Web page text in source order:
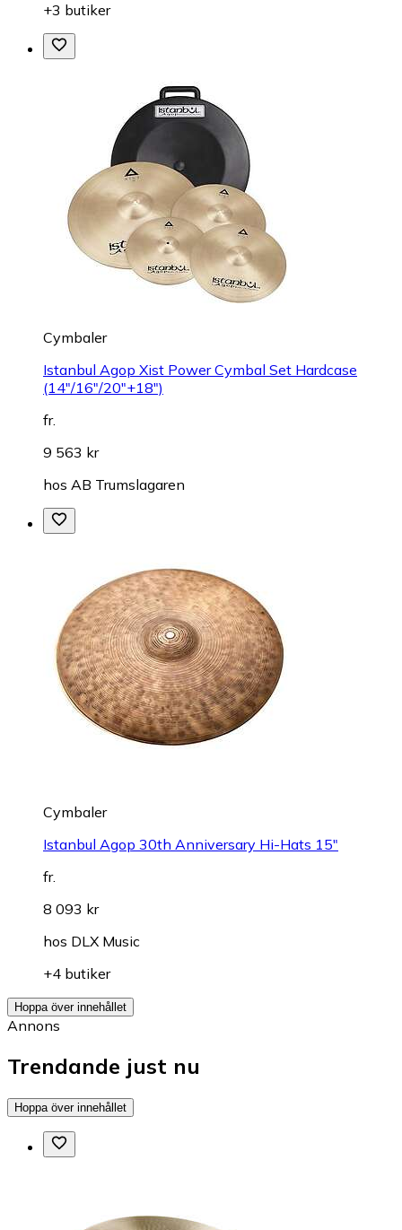
+3 butiker
Cymbaler
Istanbul Agop Xist Power Cymbal Set Hardcase
(14″/16″/20″+18″)
fr.
9 563 kr
hos AB Trumslagaren
Cymbaler
Istanbul Agop 30th Anniversary Hi-Hats 15"
fr.
8 093 kr
hos DLX Music
+4 butiker
Hoppa över innehållet
Annons
Trendande just nu
Hoppa över innehållet